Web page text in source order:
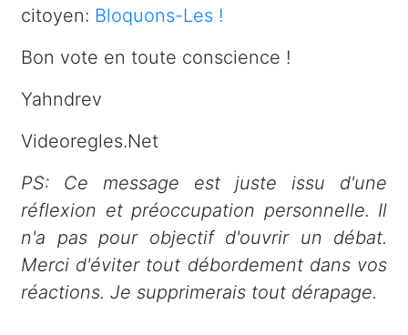
citoyen: Bloquons-Les !
Bon vote en toute conscience !
Yahndrev
Videoregles.Net
PS: Ce message est juste issu d'une
réflexion et préoccupation personnelle. Il
n'a pas pour objectif d'ouvrir un débat.
Merci d'éviter tout débordement dans vos
réactions. Je supprimerais tout dérapage.